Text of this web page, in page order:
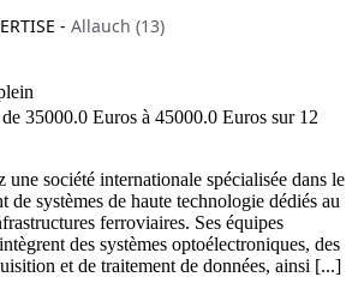
- Allauch (13)
35000.0 Euros à 45000.0 Euros sur 12
une société internationale spécialisée dans le
de systèmes de haute technologie dédiés au
ferroviaires. Ses équipes
des systèmes optoélectroniques, des
et de traitement de données, ainsi [...]